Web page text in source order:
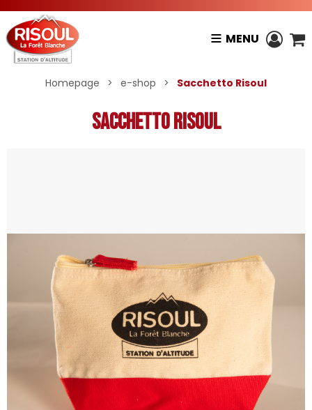
MENU
Homepage > e-shop > Sacchetto Risoul
Sacchetto Risoul